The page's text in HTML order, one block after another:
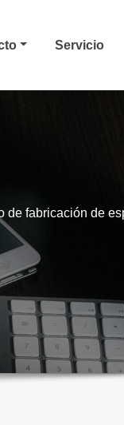
Servicio
de fabricación de